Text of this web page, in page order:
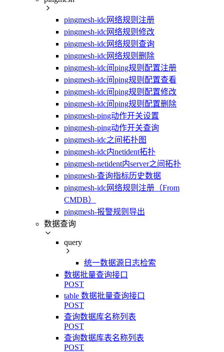
pingmesh-idc网络规则注册
pingmesh-idc网络规则修改
pingmesh-idc网络规则查询
pingmesh-idc网络规则删除
pingmesh-idc间ping规则配置注册
pingmesh-idc间ping规则配置查看
pingmesh-idc间ping规则配置修改
pingmesh-idc间ping规则配置删除
pingmesh-ping动作开关设置
pingmesh-ping动作开关查询
pingmesh-idc之间拓扑图
pingmesh-idc内netident拓扑
pingmesh-netident内server之间拓扑
pingmesh-查询指标历史数据
pingmesh-idc网络规则注册（From
CMDB）
pingmesh-报警规则导出
数据查询
query
统一数据源日志检索
数据批量查询接口
POST
table 数据批量查询接口
POST
查询数据库名称列表
POST
查询数据库表名称列表
POST